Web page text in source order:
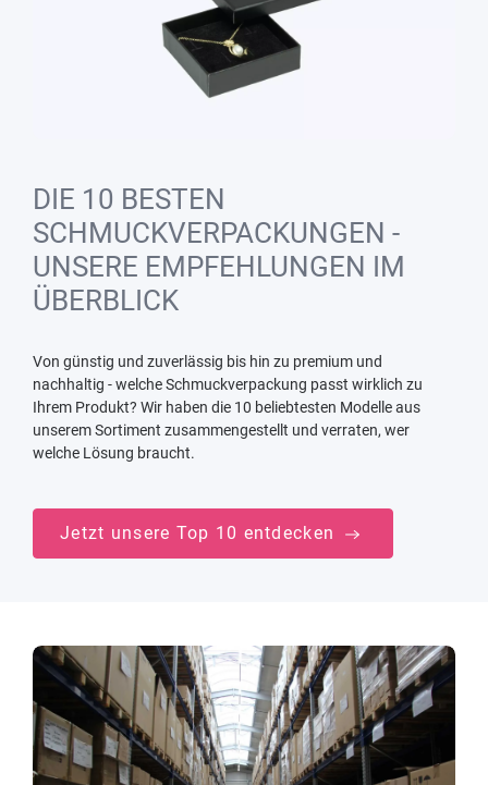
DIE 10 BESTEN
SCHMUCKVERPACKUNGEN -
UNSERE EMPFEHLUNGEN IM
ÜBERBLICK
Von günstig und zuverlässig bis hin zu premium und
nachhaltig - welche Schmuckverpackung passt wirklich zu
Ihrem Produkt? Wir haben die 10 beliebtesten Modelle aus
unserem Sortiment zusammengestellt und verraten, wer
welche Lösung braucht.
Jetzt unsere Top 10 entdecken